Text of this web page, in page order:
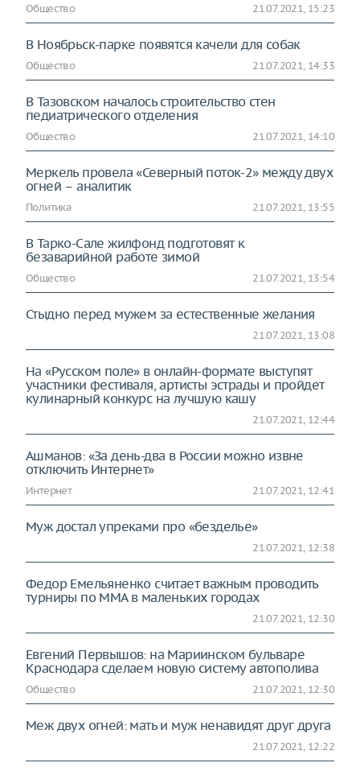
Общество 21.07.2021, 15:23
В Ноябрьск-парке появятся качели для собак
Общество 21.07.2021, 14:33
В Тазовском началось строительство стен
педиатрического отделения
Общество 21.07.2021, 14:10
Меркель провела «Северный поток-2» между двух
огней – аналитик
Политика 21.07.2021, 13:55
В Тарко-Сале жилфонд подготовят к
безаварийной работе зимой
Общество 21.07.2021, 13:54
Стыдно перед мужем за естественные желания
21.07.2021, 13:08
На «Русском поле» в онлайн-формате выступят
участники фестиваля, артисты эстрады и пройдет
кулинарный конкурс на лучшую кашу
21.07.2021, 12:44
Ашманов: «За день-два в России можно извне
отключить Интернет»
Интернет 21.07.2021, 12:41
Муж достал упреками про «безделье»
21.07.2021, 12:38
Федор Емельяненко считает важным проводить
турниры по ММА в маленьких городах
21.07.2021, 12:30
Евгений Первышов: на Мариинском бульваре
Краснодара сделаем новую систему автополива
Общество 21.07.2021, 12:30
Меж двух огней: мать и муж ненавидят друг друга
21.07.2021, 12:22